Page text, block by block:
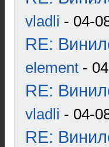
vladli - 04-
RE:
element -
RE:
vladli - 04-
RE: